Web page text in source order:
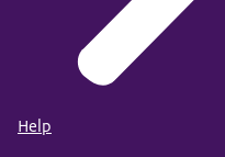
Help